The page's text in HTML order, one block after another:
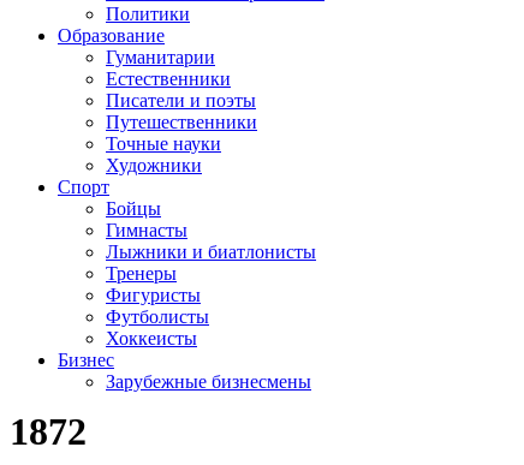
Политики
Образование
Гуманитарии
Естественники
Писатели и поэты
Путешественники
Точные науки
Художники
Спорт
Бойцы
Гимнасты
Лыжники и биатлонисты
Тренеры
Фигуристы
Футболисты
Хоккеисты
Бизнес
Зарубежные бизнесмены
1872